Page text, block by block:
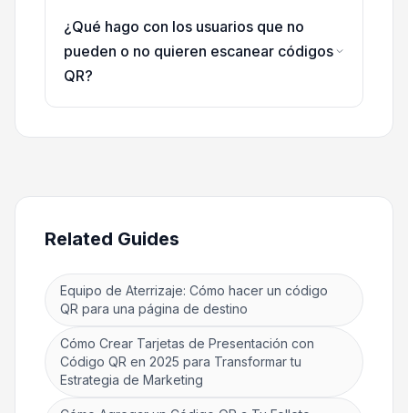
¿Qué hago con los usuarios que no
pueden o no quieren escanear códigos
QR?
Related Guides
Equipo de Aterrizaje: Cómo hacer un código
QR para una página de destino
Cómo Crear Tarjetas de Presentación con
Código QR en 2025 para Transformar tu
Estrategia de Marketing